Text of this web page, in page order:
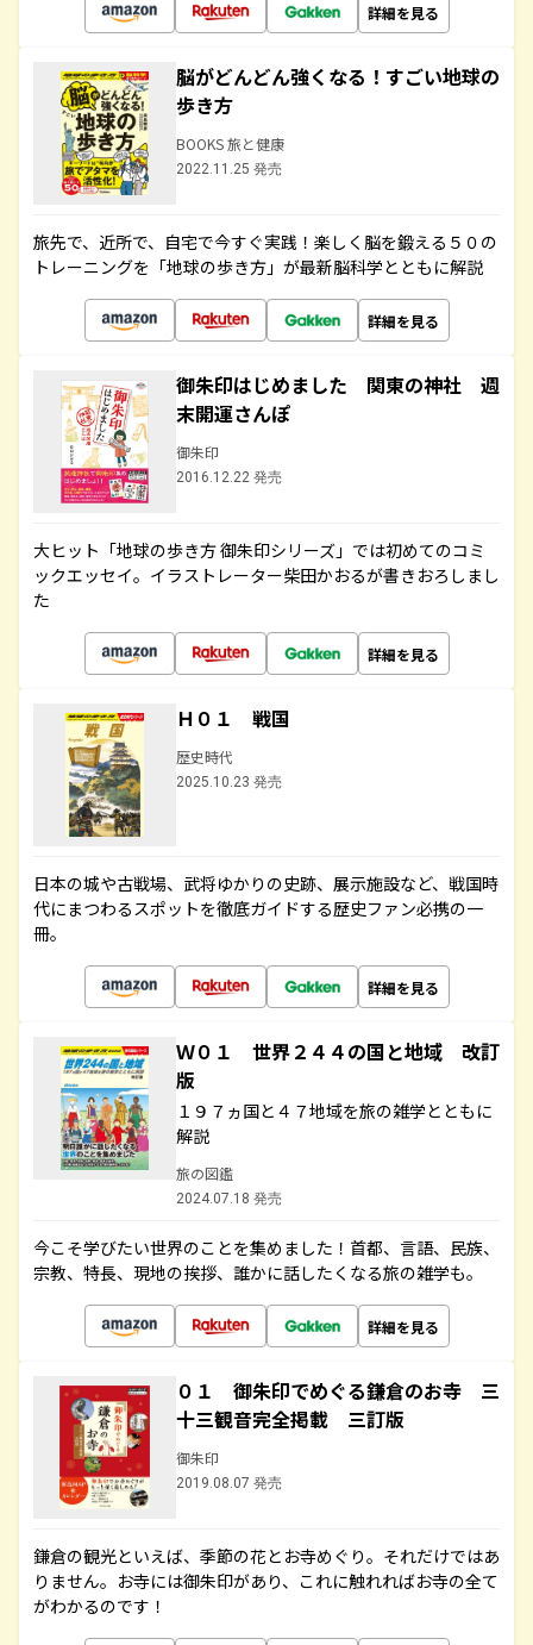
詳細を見る
脳がどんどん強くなる！すごい地球の
歩き方
BOOKS 旅と健康
2022.11.25 発売
旅先で、近所で、自宅で今すぐ実践！楽しく脳を鍛える５０の
トレーニングを「地球の歩き方」が最新脳科学とともに解説
詳細を見る
御朱印はじめました 関東の神社 週
末開運さんぽ
御朱印
2016.12.22 発売
大ヒット「地球の歩き方 御朱印シリーズ」では初めてのコミ
ックエッセイ。イラストレーター柴田かおるが書きおろしまし
た
詳細を見る
Ｈ０１ 戦国
歴史時代
2025.10.23 発売
日本の城や古戦場、武将ゆかりの史跡、展示施設など、戦国時
代にまつわるスポットを徹底ガイドする歴史ファン必携の一
冊。
詳細を見る
Ｗ０１ 世界２４４の国と地域 改訂
版
１９７ヵ国と４７地域を旅の雑学とともに
解説
旅の図鑑
2024.07.18 発売
今こそ学びたい世界のことを集めました！首都、言語、民族、
宗教、特長、現地の挨拶、誰かに話したくなる旅の雑学も。
詳細を見る
０１ 御朱印でめぐる鎌倉のお寺 三
十三観音完全掲載 三訂版
御朱印
2019.08.07 発売
鎌倉の観光といえば、季節の花とお寺めぐり。それだけではあ
りません。お寺には御朱印があり、これに触れればお寺の全て
がわかるのです！